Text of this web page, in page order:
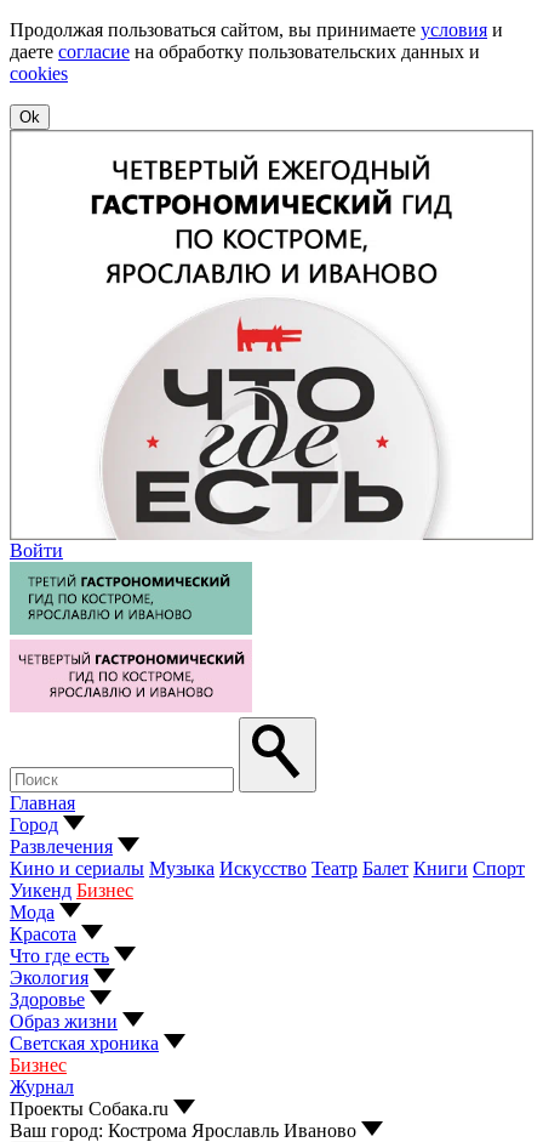
Продолжая пользоваться сайтом, вы принимаете условия и
даете согласие на обработку пользовательских данных и
cookies
Ok
Войти
Главная
Город
Развлечения
Кино и сериалы Музыка Искусство Театр Балет Книги Спорт
Уикенд Бизнес
Мода
Красота
Что где есть
Экология
Здоровье
Образ жизни
Светская хроника
Бизнес
Журнал
Проекты Собака.ru
Ваш город: Кострома Ярославль Иваново